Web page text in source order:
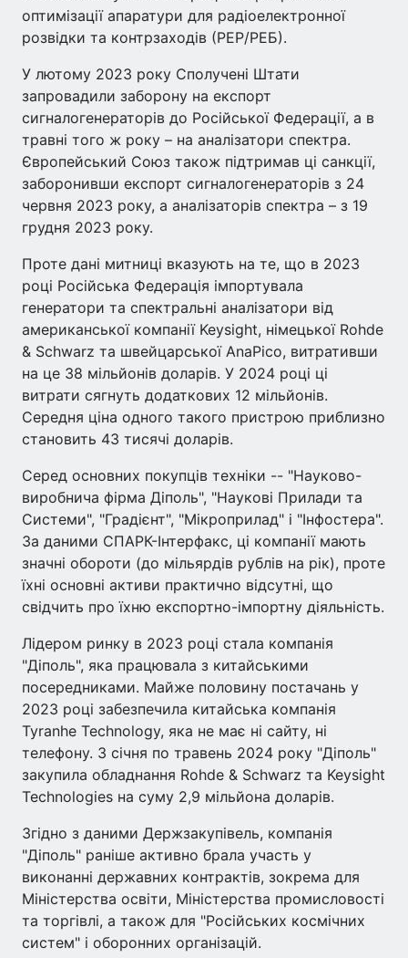
оптимізації апаратури для радіоелектронної
розвідки та контрзаходів (РЕР/РЕБ).
У лютому 2023 року Сполучені Штати
запровадили заборону на експорт
сигналогенераторів до Російської Федерації, а в
травні того ж року – на аналізатори спектра.
Європейський Союз також підтримав ці санкції,
заборонивши експорт сигналогенераторів з 24
червня 2023 року, а аналізаторів спектра – з 19
грудня 2023 року.
Проте дані митниці вказують на те, що в 2023
році Російська Федерація імпортувала
генератори та спектральні аналізатори від
американської компанії Keysight, німецької Rohde
& Schwarz та швейцарської AnaPico, витративши
на це 38 мільйонів доларів. У 2024 році ці
витрати сягнуть додаткових 12 мільйонів.
Середня ціна одного такого пристрою приблизно
становить 43 тисячі доларів.
Серед основних покупців техніки -- "Науково-
виробнича фірма Діполь", "Наукові Прилади та
Системи", "Градієнт", "Мікроприлад" і "Інфостера".
За даними СПАРК-Інтерфакс, ці компанії мають
значні обороти (до мільярдів рублів на рік), проте
їхні основні активи практично відсутні, що
свідчить про їхню експортно-імпортну діяльність.
Лідером ринку в 2023 році стала компанія
"Діполь", яка працювала з китайськими
посередниками. Майже половину постачань у
2023 році забезпечила китайська компанія
Tyranhe Technology, яка не має ні сайту, ні
телефону. З січня по травень 2024 року "Діполь"
закупила обладнання Rohde & Schwarz та Keysight
Technologies на суму 2,9 мільйона доларів.
Згідно з даними Держзакупівель, компанія
"Діполь" раніше активно брала участь у
виконанні державних контрактів, зокрема для
Міністерства освіти, Міністерства промисловості
та торгівлі, а також для "Російських космічних
систем" і оборонних організацій.